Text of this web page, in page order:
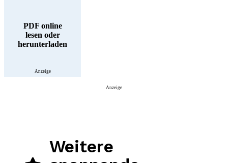
PDF online
lesen oder
herunterladen
Anzeige
Anzeige
Weitere